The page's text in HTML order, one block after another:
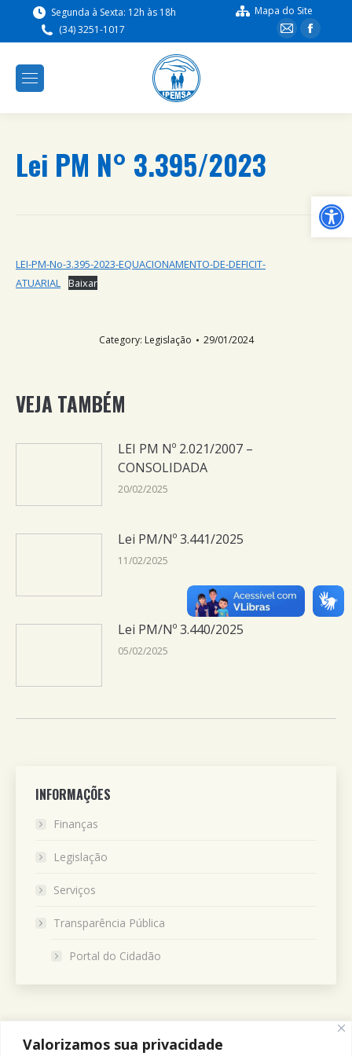
Valorizamos sua privacidade
Segunda à Sexta: 12h às 18h
(34) 3251-1017
Mapa do Site
Lei PM N° 3.395/2023
LEI-PM-No-3.395-2023-EQUACIONAMENTO-DE-DEFICIT-
ATUARIAL Baixar
Category: Legislação 29/01/2024
VEJA TAMBÉM
LEI PM Nº 2.021/2007 –
CONSOLIDADA
20/02/2025
Lei PM/Nº 3.441/2025
11/02/2025
Lei PM/Nº 3.440/2025
05/02/2025
INFORMAÇÕES
Finanças
Legislação
Serviços
Transparência Pública
Portal do Cidadão